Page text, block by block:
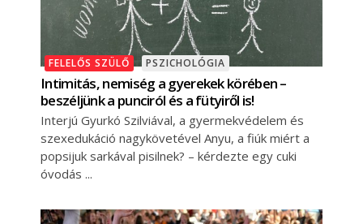
FELELŐS SZÜLŐ PSZICHOLÓGIA
Intimitás, nemiség a gyerekek körében –
beszéljünk a punciról és a fütyiről is!
Interjú Gyurkó Szilviával, a gyermekvédelem és
szexedukáció nagykövetével Anyu, a fiúk miért a
popsijuk sarkával pisilnek? – kérdezte egy cuki
óvodás